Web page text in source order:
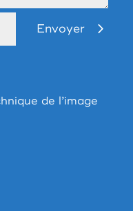
Envoyer
de l’image